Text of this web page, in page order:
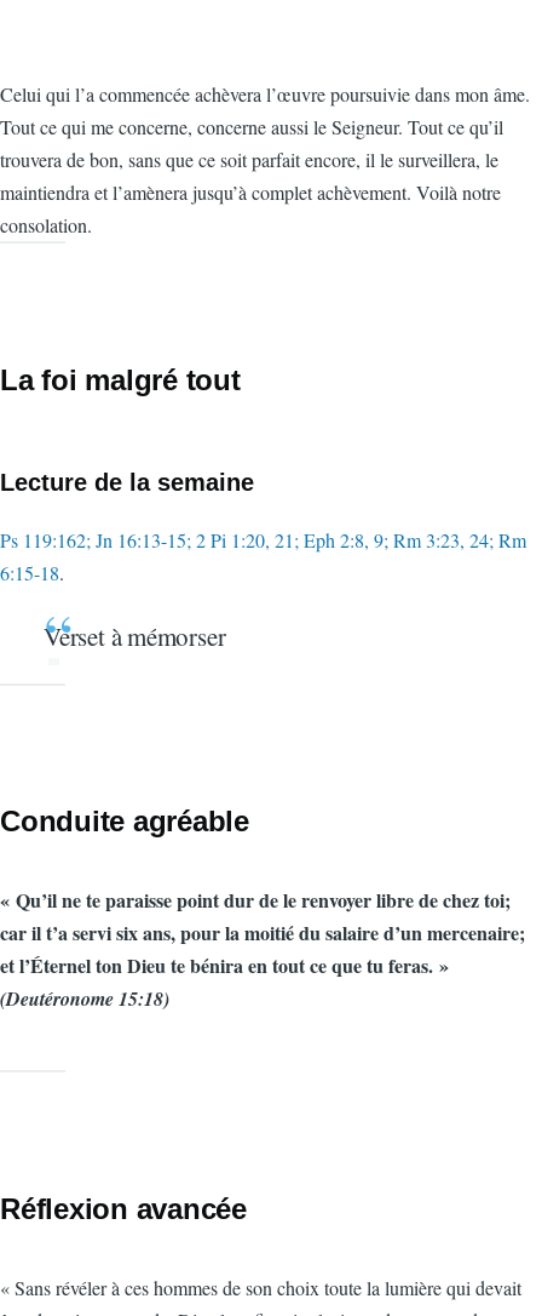
Celui qui l’a commencée achèvera l’œuvre poursuivie dans mon âme.
Tout ce qui me concerne, concerne aussi le Seigneur. Tout ce qu’il
trouvera de bon, sans que ce soit parfait encore, il le surveillera, le
maintiendra et l’amènera jusqu’à complet achèvement. Voilà notre
consolation.
La foi malgré tout
Lecture de la semaine
Ps 119:162; Jn 16:13-15; 2 Pi 1:20, 21; Eph 2:8, 9; Rm 3:23, 24; Rm
6:15-18.
Verset à mémorser
Conduite agréable
« Qu’il ne te paraisse point dur de le renvoyer libre de chez toi;
car il t’a servi six ans, pour la moitié du salaire d’un mercenaire;
et l’Éternel ton Dieu te bénira en tout ce que tu feras. »
(Deutéronome 15:18)
Réflexion avancée
« Sans révéler à ces hommes de son choix toute la lumière qui devait